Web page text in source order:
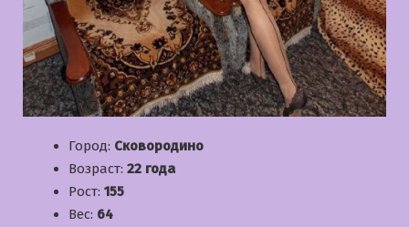
Город: Сковородино
Возраст: 22 года
Рост: 155
Вес: 64